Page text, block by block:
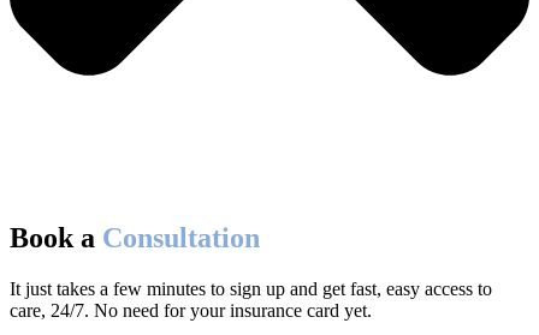
Book a Consultation
It just takes a few minutes to sign up and get fast, easy access to
care, 24/7. No need for your insurance card yet.